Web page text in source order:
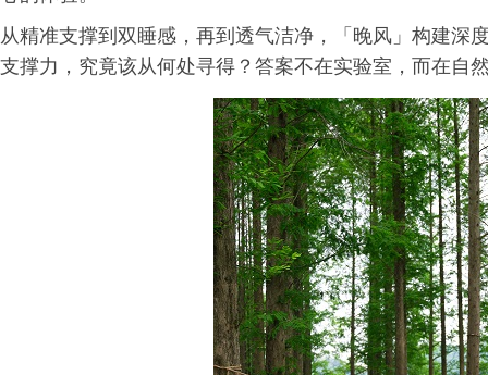
从精准支撑到双睡感，再到透气洁净，「晚风」构建深
支撑力，究竟该从何处寻得？答案不在实验室，而在自